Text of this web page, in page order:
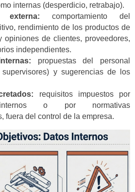
internas (desperdicio, retrabajo).
externa: comportamiento del
rendimiento de los productos de
opiniones de clientes, proveedores,
independientes.
propuestas del personal
supervisores) y sugerencias de los
requisitos impuestos por
internos o por normativas
fuera del control de la empresa.